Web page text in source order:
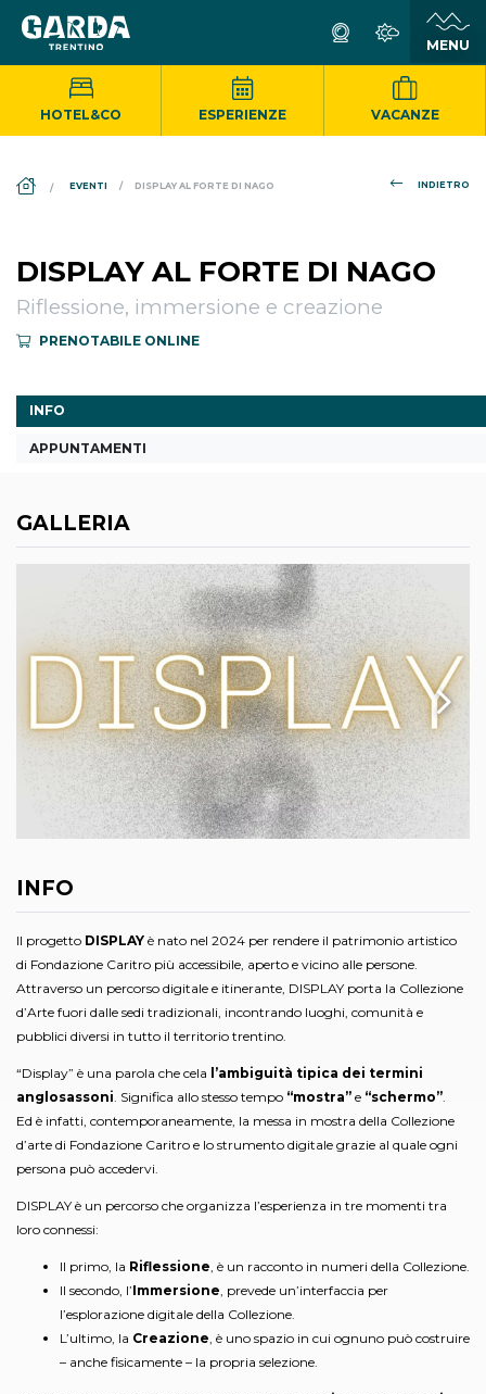
HOTEL&CO ESPERIENZE VACANZE
INDIETRO
DS_BREADCRUMB.HOME
EVENTI DISPLAY AL FORTE DI NAGO
DISPLAY AL FORTE DI NAGO
Riflessione, immersione e creazione
PRENOTABILE ONLINE
INFO
APPUNTAMENTI
GALLERIA
INFO
Il progetto DISPLAY è nato nel 2024 per rendere il patrimonio artistico
di Fondazione Caritro più accessibile, aperto e vicino alle persone.
Attraverso un percorso digitale e itinerante, DISPLAY porta la Collezione
d’Arte fuori dalle sedi tradizionali, incontrando luoghi, comunità e
pubblici diversi in tutto il territorio trentino.
“Display” è una parola che cela l’ambiguità tipica dei termini
anglosassoni. Significa allo stesso tempo “mostra” e “schermo”.
Ed è infatti, contemporaneamente, la messa in mostra della Collezione
d’arte di Fondazione Caritro e lo strumento digitale grazie al quale ogni
persona può accedervi.
DISPLAY è un percorso che organizza l’esperienza in tre momenti tra
loro connessi:
Il primo, la Riflessione, è un racconto in numeri della Collezione.
Il secondo, l’Immersione, prevede un’interfaccia per
l’esplorazione digitale della Collezione.
L’ultimo, la Creazione, è uno spazio in cui ognuno può costruire
– anche fisicamente – la propria selezione.